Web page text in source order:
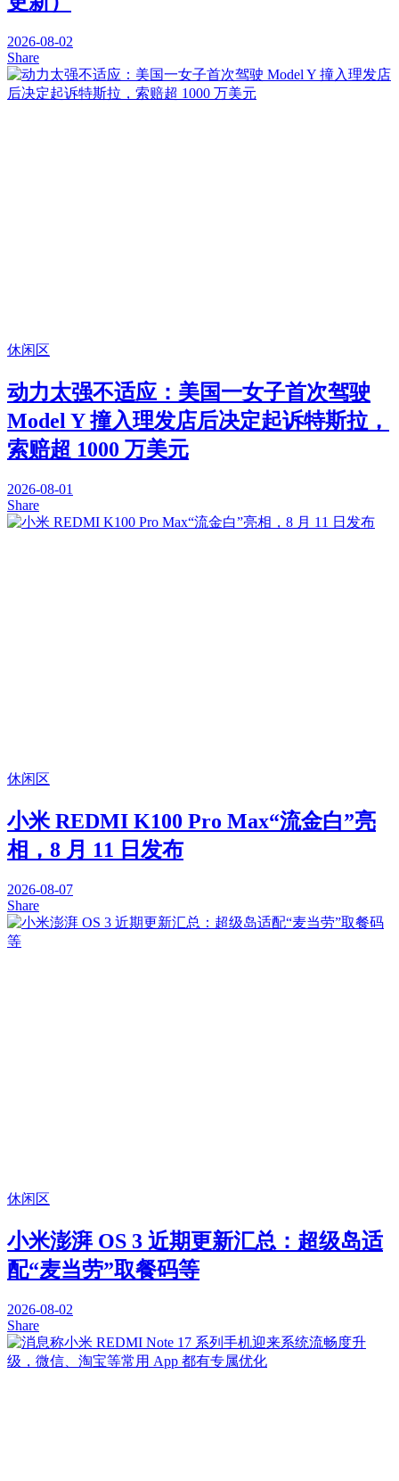
2026-08-02
Share
休闲区
动力太强不适应：美国一女子首次驾驶
Model Y 撞入理发店后决定起诉特斯拉，
索赔超 1000 万美元
2026-08-01
Share
休闲区
小米 REDMI K100 Pro Max“流金白”亮
相，8 月 11 日发布
2026-08-07
Share
休闲区
小米澎湃 OS 3 近期更新汇总：超级岛适
配“麦当劳”取餐码等
2026-08-02
Share